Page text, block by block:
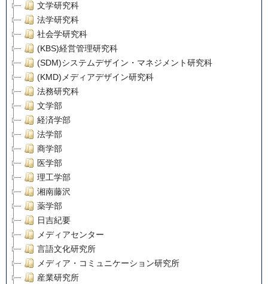
文学研究科
法学研究科
社会学研究科
(KBS)経営管理研究科
(SDM)システムデザイン・マネジメント研究科
(KMD)メディアデザイン研究科
法務研究科
文学部
経済学部
法学部
商学部
医学部
理工学部
湘南藤沢
薬学部
日吉紀要
メディアセンター
言語文化研究所
メディア・コミュニケーション研究所
産業研究所